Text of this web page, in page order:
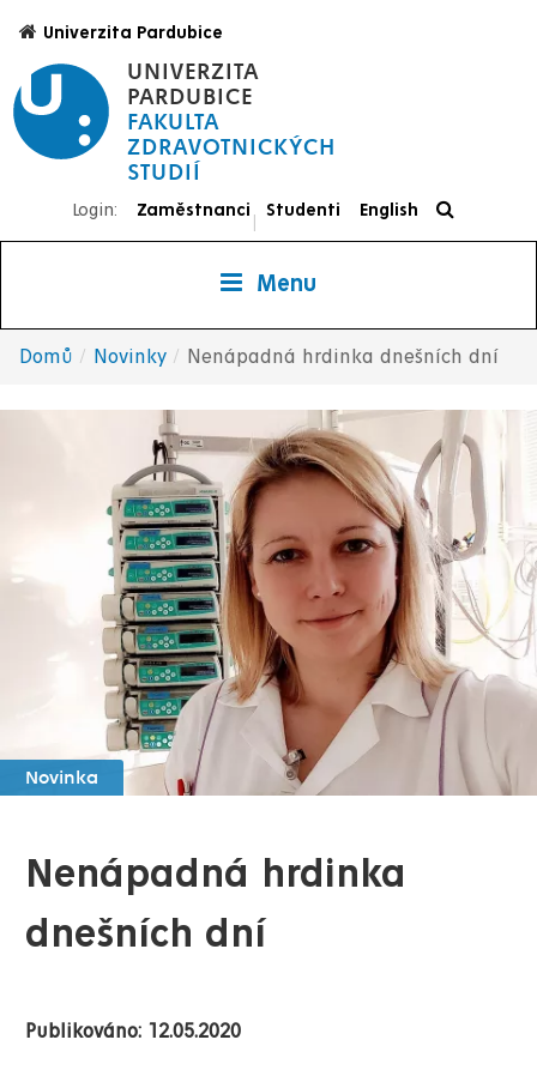
hlavnímu
obsahu
UNIVERZITA
PARDUBICE
FAKULTA
ZDRAVOTNICKÝCH
STUDIÍ
Univerzita Pardubice
Login: Zaměstnanci
|
Studenti English
Menu
Domů Novinky Nenápadná hrdinka dnešních dní
Novinka
Nenápadná hrdinka
dnešních dní
Publikováno: 12.05.2020